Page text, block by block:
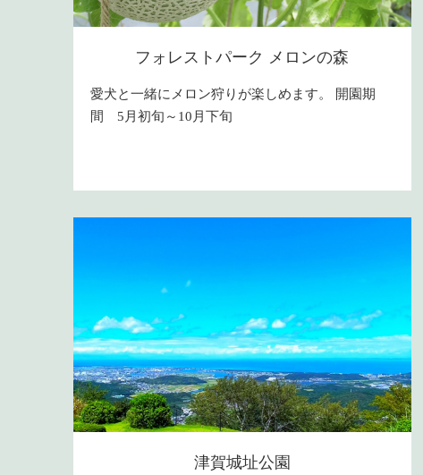
フォレストパーク メロンの森
愛犬と一緒にメロン狩りが楽しめます。 開園期
間 5月初旬～10月下旬
津賀城址公園